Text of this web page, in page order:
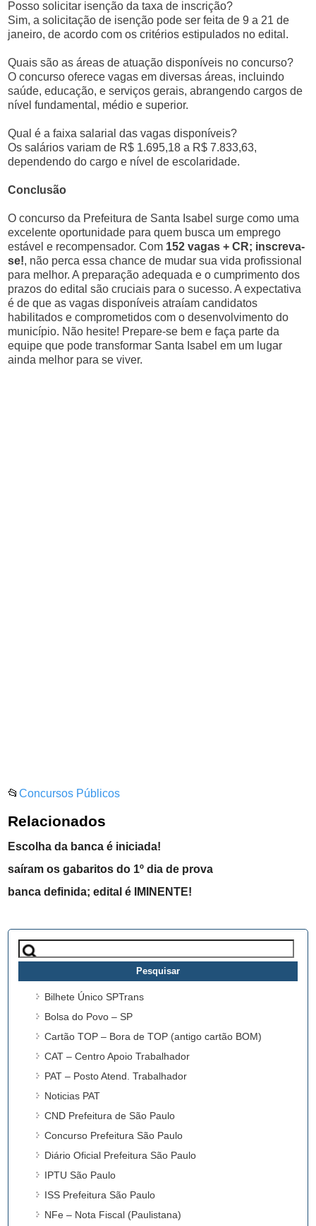
Posso solicitar isenção da taxa de inscrição?
Sim, a solicitação de isenção pode ser feita de 9 a 21 de
janeiro, de acordo com os critérios estipulados no edital.
Quais são as áreas de atuação disponíveis no concurso?
O concurso oferece vagas em diversas áreas, incluindo
saúde, educação, e serviços gerais, abrangendo cargos de
nível fundamental, médio e superior.
Qual é a faixa salarial das vagas disponíveis?
Os salários variam de R$ 1.695,18 a R$ 7.833,63,
dependendo do cargo e nível de escolaridade.
Conclusão
O concurso da Prefeitura de Santa Isabel surge como uma
excelente oportunidade para quem busca um emprego
estável e recompensador. Com 152 vagas + CR; inscreva-
se!, não perca essa chance de mudar sua vida profissional
para melhor. A preparação adequada e o cumprimento dos
prazos do edital são cruciais para o sucesso. A expectativa
é de que as vagas disponíveis atraíam candidatos
habilitados e comprometidos com o desenvolvimento do
município. Não hesite! Prepare-se bem e faça parte da
equipe que pode transformar Santa Isabel em um lugar
ainda melhor para se viver.
📂Concursos Públicos
Relacionados
Escolha da banca é iniciada!
saíram os gabaritos do 1º dia de prova
banca definida; edital é IMINENTE!
Pesquisar
por:
Bilhete Único SPTrans
Bolsa do Povo – SP
Cartão TOP – Bora de TOP (antigo cartão BOM)
CAT – Centro Apoio Trabalhador
PAT – Posto Atend. Trabalhador
Noticias PAT
CND Prefeitura de São Paulo
Concurso Prefeitura São Paulo
Diário Oficial Prefeitura São Paulo
IPTU São Paulo
ISS Prefeitura São Paulo
NFe – Nota Fiscal (Paulistana)